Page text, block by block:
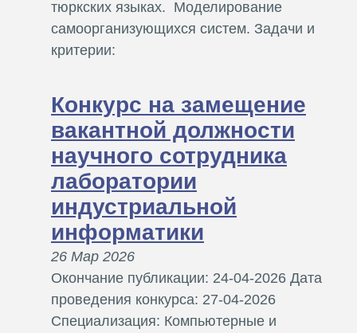
тюркских языках. Моделирование
самоорганизующихся систем. Задачи и
критерии:
Конкурс на замещение
вакантной должности
научного сотрудника
лаборатории
индустриальной
информатики
26 Мар 2026
Окончание публикации: 24-04-2026 Дата
проведения конкурса: 27-04-2026
Специализация: Компьютерные и